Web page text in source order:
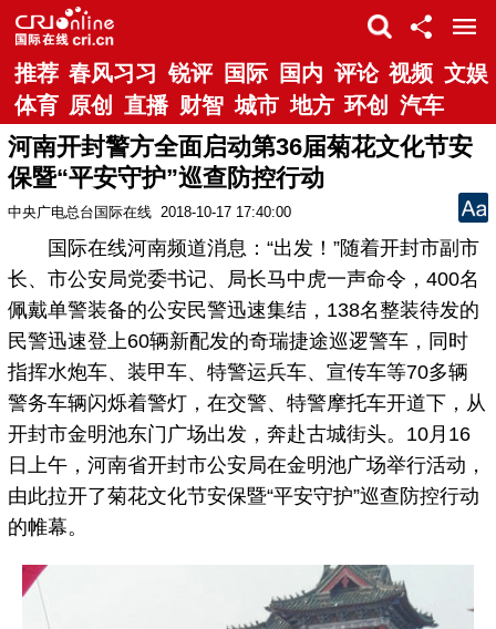
推荐 春风习习 锐评 国际 国内 评论 视频 文娱
体育 原创 直播 财智 城市 地方 环创 汽车
河南开封警方全面启动第36届菊花文化节安
保暨“平安守护”巡查防控行动
中央广电总台国际在线 2018-10-17 17:40:00
国际在线河南频道消息：“出发！”随着开封市副市
长、市公安局党委书记、局长马中虎一声命令，400名
佩戴单警装备的公安民警迅速集结，138名整装待发的
民警迅速登上60辆新配发的奇瑞捷途巡逻警车，同时
指挥水炮车、装甲车、特警运兵车、宣传车等70多辆
警务车辆闪烁着警灯，在交警、特警摩托车开道下，从
开封市金明池东门广场出发，奔赴古城街头。10月16
日上午，河南省开封市公安局在金明池广场举行活动，
由此拉开了菊花文化节安保暨“平安守护”巡查防控行动
的帷幕。